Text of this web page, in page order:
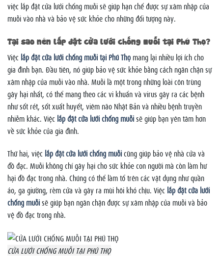
việc lắp đặt cửa lưới chống muỗi sẽ giúp hạn chế được sự xâm nhập của
muỗi vào nhà và bảo vệ sức khỏe cho những đối tượng này.
Tại sao nên lắp đặt cửa lưới chống muỗi tại Phú Thọ?
Việc lắp đặt cửa lưới chống muỗi tại Phú Thọ mang lại nhiều lợi ích cho
gia đình bạn. Đầu tiên, nó giúp bảo vệ sức khỏe bằng cách ngăn chặn sự
xâm nhập của muỗi vào nhà. Muỗi là một trong những loài côn trùng
gây hại nhất, có thể mang theo các vi khuẩn và virus gây ra các bệnh
như sốt rét, sốt xuất huyết, viêm não Nhật Bản và nhiều bệnh truyền
nhiễm khác. Việc lắp đặt cửa lưới chống muỗisẽ giúp bạn yên tâm hơn
về sức khỏe của gia đình.
Thứ hai, việc lắp đặt cửa lưới chống muỗicũng giúp bảo vệ nhà cửa và
đồ đạc. Muỗi không chỉ gây hại cho sức khỏe con người mà còn làm hư
hại đồ đạc trong nhà. Chúng có thể làm tổ trên các vật dụng như quần
áo, ga giường, rèm cửa và gây ra mùi hôi khó chịu. Việc lắp đặt cửa lưới
chống muỗisẽ giúp bạn ngăn chặn được sự xâm nhập của muỗi và bảo
vệ đồ đạc trong nhà.
CỬA LƯỚI CHỐNG MUỖI TẠI PHÚ THỌ